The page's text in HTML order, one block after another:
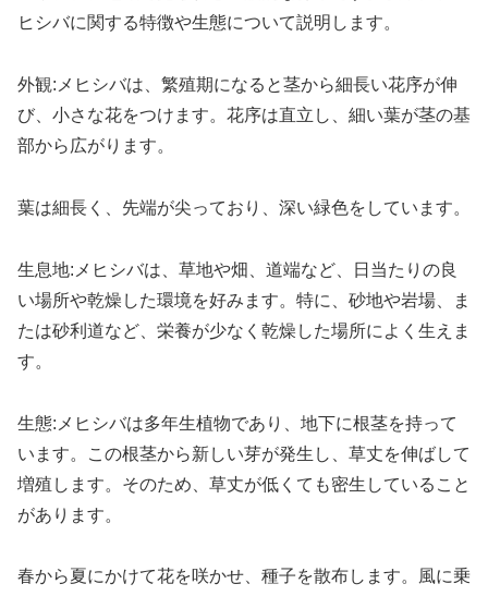
ヒシバに関する特徴や生態について説明します。
外観:メヒシバは、繁殖期になると茎から細長い花序が伸
び、小さな花をつけます。花序は直立し、細い葉が茎の基
部から広がります。
葉は細長く、先端が尖っており、深い緑色をしています。
生息地:メヒシバは、草地や畑、道端など、日当たりの良
い場所や乾燥した環境を好みます。特に、砂地や岩場、ま
たは砂利道など、栄養が少なく乾燥した場所によく生えま
す。
生態:メヒシバは多年生植物であり、地下に根茎を持って
います。この根茎から新しい芽が発生し、草丈を伸ばして
増殖します。そのため、草丈が低くても密生していること
があります。
春から夏にかけて花を咲かせ、種子を散布します。風に乗